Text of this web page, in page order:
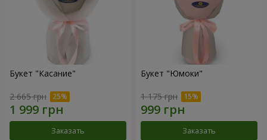
Букет "Касание"
2 665 грн
Заказать
Букет "Юмоки"
1 175 грн
Заказать